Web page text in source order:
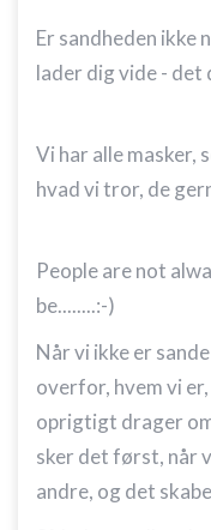
Er sandheden ikke
lader dig vide - det
Vi har alle masker,
hvad vi tror, de
People are not
be........:-)
Når vi ikke er
overfor, hvem vi
oprigtigt drager
sker det først, når
andre, og det